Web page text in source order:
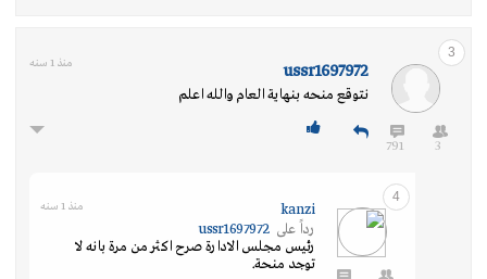
3
3
791
ussr1697972 منذ 1 سنه
نتوقع منحه بنهاية العام والله اعلم
4
kanzi منذ 1 سنه
رداً على ussr1697972
رئيس مجلس الادارة صرح اكثر من مرة بانه لا
توجد منحة.